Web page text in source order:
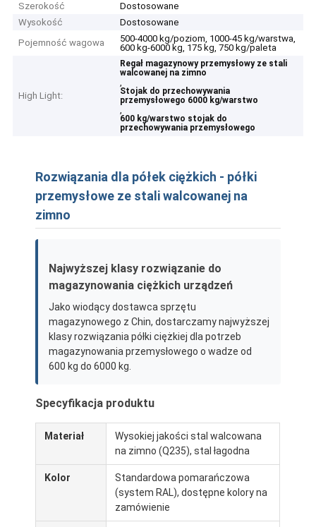
Szerokość
Dostosowane
Wysokość
Dostosowane
Pojemność wagowa
500-4000 kg/poziom, 1000-45 kg/warstwa,
600 kg-6000 kg, 175 kg, 750 kg/paleta
High Light:
Regał magazynowy przemysłowy ze stali
walcowanej na zimno
,
Stojak do przechowywania
przemysłowego 6000 kg/warstwo
,
600 kg/warstwo stojak do
przechowywania przemysłowego
Rozwiązania dla półek ciężkich - półki
przemysłowe ze stali walcowanej na
zimno
Najwyższej klasy rozwiązanie do
magazynowania ciężkich urządzeń
Jako wiodący dostawca sprzętu
magazynowego z Chin, dostarczamy najwyższej
klasy rozwiązania półki ciężkiej dla potrzeb
magazynowania przemysłowego o wadze od
600 kg do 6000 kg.
Specyfikacja produktu
Materiał
Wysokiej jakości stal walcowana
na zimno (Q235), stal łagodna
Kolor
Standardowa pomarańczowa
(system RAL), dostępne kolory na
zamówienie